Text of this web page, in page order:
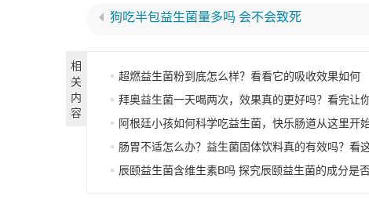
狗吃半包益生菌量多吗 会不会致死
相
关
内
容
超燃益生菌粉到底怎么样？看看它的吸收效果如何
拜奥益生菌一天喝两次，效果真的更好吗？看完让你大吃
阿根廷小孩如何科学吃益生菌，快乐肠道从这里开
肠胃不适怎么办？益生菌固体饮料真的有效吗？看
辰颐益生菌含维生素B吗 探究辰颐益生菌的成分是否有维生